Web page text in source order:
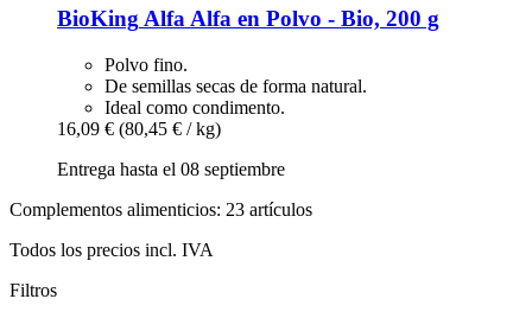
BioKing Alfa Alfa en Polvo -​ Bio, 200 g
Polvo fino.
De semillas secas de forma natural.
Ideal como condimento.
16,09 € (80,45 € / kg)
Entrega hasta el 08 septiembre
Complementos alimenticios: 23 artículos
Todos los precios incl. IVA
Filtros